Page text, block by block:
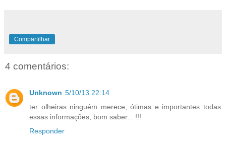
Compartilhar
4 comentários:
Unknown 5/10/13 22:14
ter olheiras ninguém merece, ótimas e importantes todas
essas informações, bom saber... !!!
Responder